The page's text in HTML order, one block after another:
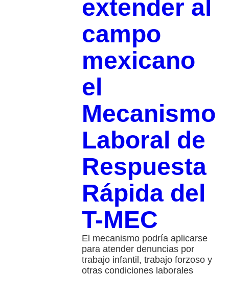
extender al
campo
mexicano
el
Mecanismo
Laboral de
Respuesta
Rápida del
T-MEC
El mecanismo podría aplicarse
para atender denuncias por
trabajo infantil, trabajo forzoso y
otras condiciones laborales